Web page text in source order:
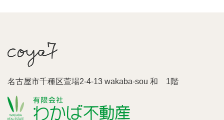
名古屋市千種区萱場2-4-13 wakaba-sou 和 1階